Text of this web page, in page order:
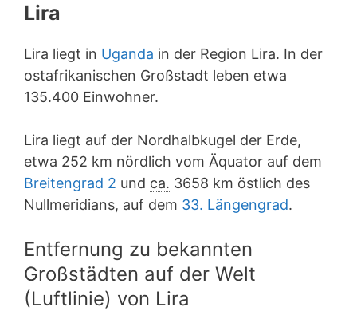
Lira
Lira liegt in Uganda in der Region Lira. In der
ostafrikanischen Großstadt leben etwa
135.400 Einwohner.
Lira liegt auf der Nordhalbkugel der Erde,
etwa 252 km nördlich vom Äquator auf dem
Breitengrad 2 und ca. 3658 km östlich des
Nullmeridians, auf dem 33. Längengrad.
Entfernung zu bekannten
Großstädten auf der Welt
(Luftlinie) von Lira